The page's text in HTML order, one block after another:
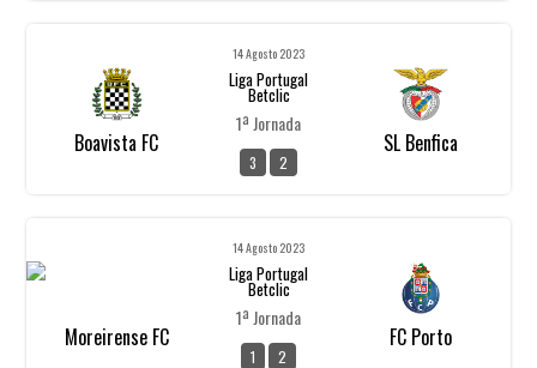
Boavista FC
14 Agosto 2023
Liga Portugal
Betclic
1ª Jornada
3 2
SL Benfica
Moreirense FC
14 Agosto 2023
Liga Portugal
Betclic
1ª Jornada
1 2
FC Porto